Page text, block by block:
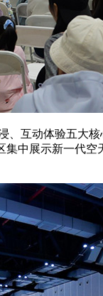
互动体验五大
中展示新一代